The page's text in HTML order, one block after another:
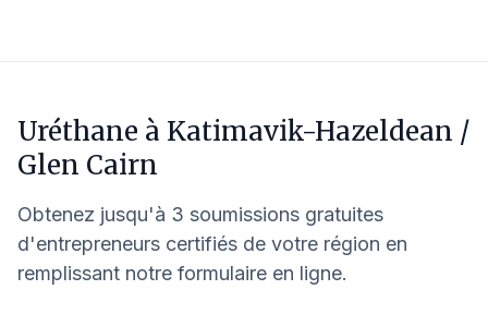
Uréthane à Katimavik-Hazeldean /
Glen Cairn
Obtenez jusqu'à 3 soumissions gratuites
d'entrepreneurs certifiés de votre région en
remplissant notre formulaire en ligne.